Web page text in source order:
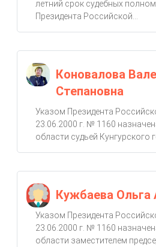
летний срок судебных
Президента Российской...
Коновалова
Степановна
Указом Президента
23.06.2000 г. № 1160
области судьей Кунгурского
Кужбаева Ольга
Указом Президента
23.06.2000 г. № 1160
области заместителем